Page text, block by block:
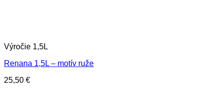
Výročie 1,5L
Renana 1,5L – motív ruže
25,50 €